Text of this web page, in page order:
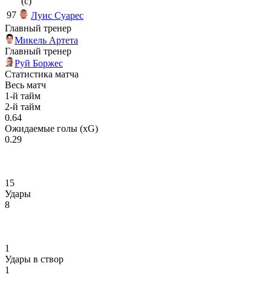
97
Луис Суарес
Главный тренер
Микель Артета
Главный тренер
Руй Боржес
Статистика матча
Весь матч
1-й тайм
2-й тайм
0.64
Ожидаемые голы (xG)
0.29
15
Удары
8
1
Удары в створ
1